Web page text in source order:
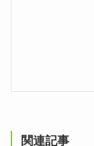
関連記事